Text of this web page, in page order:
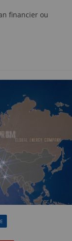
financier ou